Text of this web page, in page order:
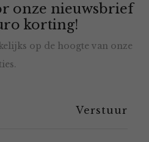
onze nieuwsbrief
korting!
op de hoogte van onze